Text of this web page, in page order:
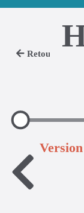
Retour